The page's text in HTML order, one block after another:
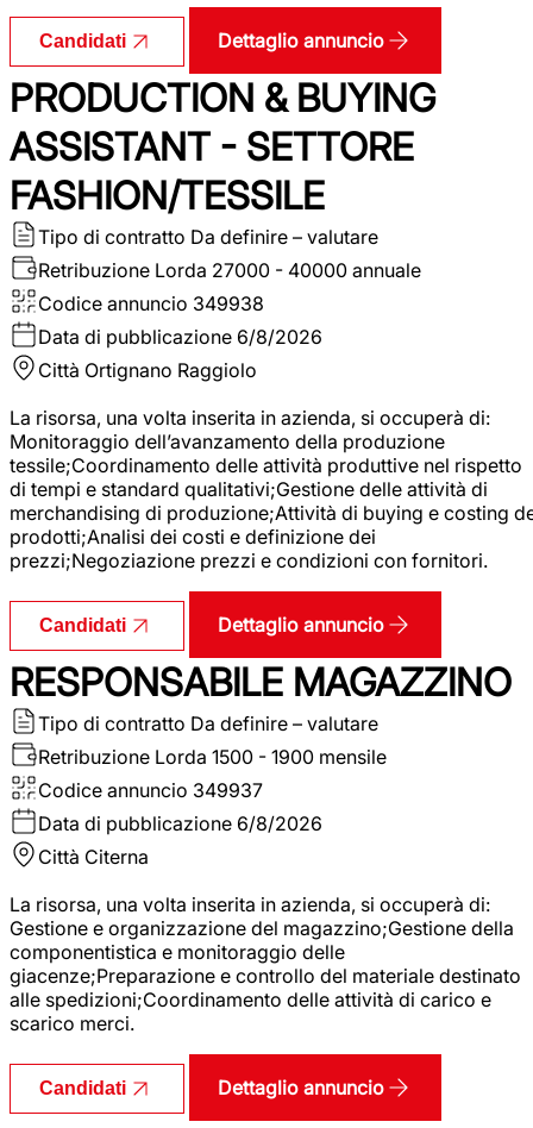
Candidati Dettaglio annuncio
PRODUCTION & BUYING
ASSISTANT - SETTORE
FASHION/TESSILE
Tipo di contratto Da definire – valutare
Retribuzione Lorda 27000 - 40000 annuale
Codice annuncio 349938
Data di pubblicazione 6/8/2026
Città Ortignano Raggiolo
La risorsa, una volta inserita in azienda, si occuperà di:
Monitoraggio dell’avanzamento della produzione
tessile;Coordinamento delle attività produttive nel rispetto
di tempi e standard qualitativi;Gestione delle attività di
merchandising di produzione;Attività di buying e costing
prodotti;Analisi dei costi e definizione dei
prezzi;Negoziazione prezzi e condizioni con fornitori.
Candidati Dettaglio annuncio
RESPONSABILE MAGAZZINO
Tipo di contratto Da definire – valutare
Retribuzione Lorda 1500 - 1900 mensile
Codice annuncio 349937
Data di pubblicazione 6/8/2026
Città Citerna
La risorsa, una volta inserita in azienda, si occuperà di:
Gestione e organizzazione del magazzino;Gestione della
componentistica e monitoraggio delle
giacenze;Preparazione e controllo del materiale destinato
alle spedizioni;Coordinamento delle attività di carico e
scarico merci.
Candidati Dettaglio annuncio